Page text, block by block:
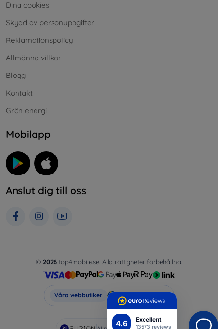
4.6 Excellent
13573 reviews
Dina cookies
Skydd av personuppgifter
Reklamationspolicy
Allmänna villkor
Blogg
Kontakt
Grön energi
Mobilapp
Anslut dig till oss
© 2026 top4mobile.se. Alla rättigheter förbehållna.
Våra webbutiker Top4Mobile.se